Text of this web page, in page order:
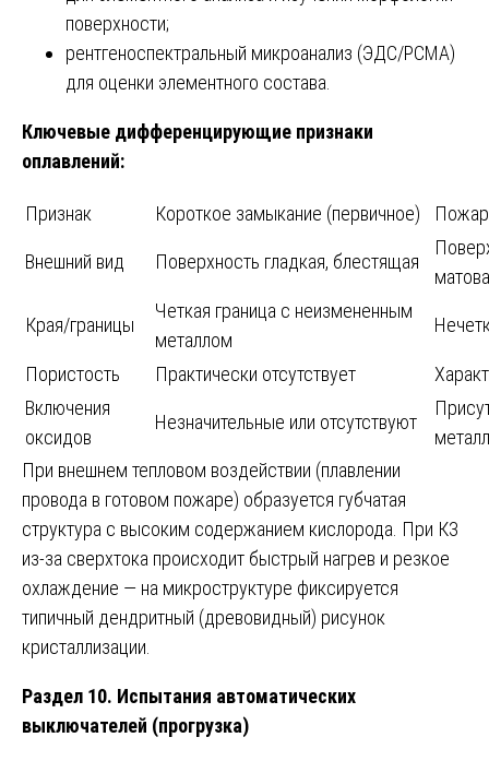
поверхности;
рентгеноспектральный микроанализ (ЭДС/РСМА)
для оценки элементного состава.
Ключевые дифференцирующие признаки
оплавлений:
Признак Короткое замыкание (первичное)
Внешний вид Поверхность гладкая, блестящая
Края/границы
Четкая граница с неизмененным
металлом
Пористость Практически отсутствует
Включения
оксидов
Незначительные или отсутствуют
При внешнем тепловом воздействии (плавлении
провода в готовом пожаре) образуется губчатая
структура с высоким содержанием кислорода. При КЗ
из-за сверхтока происходит быстрый нагрев и резкое
охлаждение — на микроструктуре фиксируется
типичный дендритный (древовидный) рисунок
кристаллизации.
Раздел 10. Испытания автоматических
выключателей (прогрузка)